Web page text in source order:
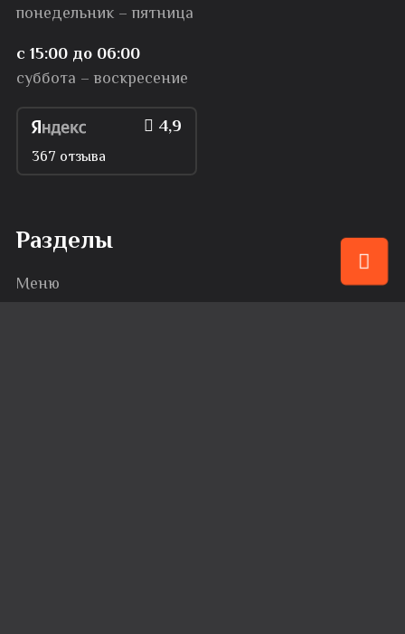
понедельник – пятница
с 15:00 до 06:00
суббота – воскресение
4,9
367 отзыва
Разделы
Меню